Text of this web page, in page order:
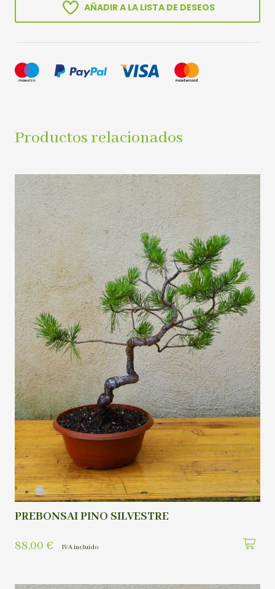
AÑADIR A LA LISTA DE DESEOS
Productos relacionados
PREBONSAI PINO SILVESTRE
88,00 € IVA incluído